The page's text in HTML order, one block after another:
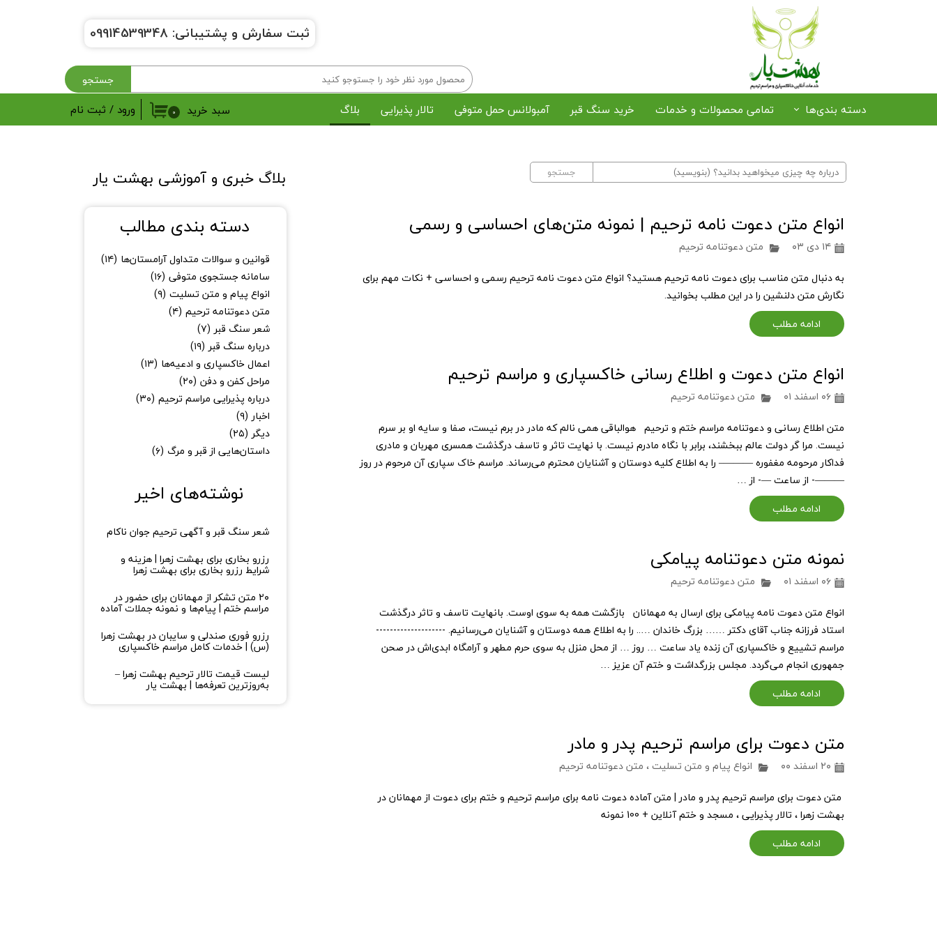
جستجو
دسته بندی‌ها
خرید حلوا و خرما
پک میوه پذیرایی
پکیج‌های بهشت یار
تمامی محصولات و خدمات خرید سنگ قبر آمبولانس حمل متوفی تالار پذیرایی بلاگ ۰ سبد خرید ورود / ثبت نام
خروج از حساب کاربری
ثبت سفارش و پشتیبانی: 09914539348
انواع متن دعوت نامه ترحیم | نمونه متن‌های احساسی و رسمی
۱۴ دی ۰۳
متن دعوتنامه ترحیم
به دنبال متن مناسب برای دعوت نامه ترحیم هستید؟ انواع متن دعوت نامه ترحیم رسمی و احساسی + نکات مهم برای
نگارش متن دلنشین را در این مطلب بخوانید.
ادامه مطلب
انواع متن دعوت و اطلاع رسانی خاکسپاری و مراسم ترحیم
۰۶ اسفند ۰۱
متن دعوتنامه ترحیم
متن اطلاع رسانی و دعوتنامه مراسم ختم و ترحیم هوالباقی همی نالم که مادر در برم نیست، صفا و سایه او بر سرم
نیست. مرا گر دولت عالم ببخشند، برابر با نگاه مادرم نیست. با نهایت تاثر و تاسف درگذشت همسری مهربان و مادری
فداکار مرحومه مغفوره ———– را به اطلاع کلیه دوستان و آشنایان محترم می‌رساند. مراسم خاک سپاری آن مرحوم در روز
———- از ساعت —- از …
ادامه مطلب
نمونه متن دعوتنامه پیامکی
۰۶ اسفند ۰۱
متن دعوتنامه ترحیم
انواع متن دعوت نامه پیامکی برای ارسال به مهمانان بازگشت همه به سوی اوست. بانهایت تاسف و تاثر درگذشت
استاد فرزانه جناب آقای دکتر …… بزرگ خاندان ….. را به اطلاع همه دوستان و آشنایان می‌رسانیم. --------------------
مراسم تشییع و خاکسپاری آن زنده یاد ساعت … روز … از محل منزل به سوی حرم مطهر و آرامگاه ابدی‌اش در صحن
جمهوری انجام می‌گردد. مجلس بزرگداشت و ختم آن عزیز …
ادامه مطلب
متن دعوت برای مراسم ترحیم پدر و مادر
۲۰ اسفند ۰۰ انواع پیام و متن تسلیت ، متن دعوتنامه ترحیم
متن دعوت برای مراسم ترحیم پدر و مادر | متن آماده دعوت نامه برای مراسم ترحیم و ختم برای دعوت از مهمانان در
بهشت زهرا ، تالار پذیرایی ، مسجد و ختم آنلاین + 100 نمونه
ادامه مطلب
نوشته‌های اخیر
شعر سنگ قبر و آگهی ترحیم جوان ناکام
رزرو بخاری برای بهشت زهرا | هزینه و
شرایط رزرو بخاری برای بهشت زهرا
۲۰ متن تشکر از مهمانان برای حضور در
مراسم ختم | پیام‌ها و نمونه جملات آماده
رزرو فوری صندلی و سایبان در بهشت زهرا
(س) | خدمات کامل مراسم خاکسپاری
لیست قیمت تالار ترحیم بهشت زهرا –
به‌روزترین تعرفه‌ها | بهشت یار
دسته بندی مطالب
قوانین و سوالات متداول آرامستان‌ها (۱۴)
سامانه جستجوی متوفی (۱۶)
انواع پیام و متن تسلیت (۹)
متن دعوتنامه ترحیم (۴)
شعر سنگ قبر (۷)
درباره سنگ قبر (۱۹)
اعمال خاکسپاری و ادعیه‌ها (۱۳)
مراحل کفن و دفن (۲۰)
درباره پذیرایی مراسم ترحیم (۳۰)
اخبار (۹)
دیگر (۲۵)
داستان‌هایی از قبر و مرگ (۶)
جستجو بلاگ خبری و آموزشی بهشت یار​​​​​​​